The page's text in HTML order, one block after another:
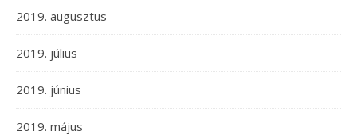
2019. augusztus
2019. július
2019. június
2019. május